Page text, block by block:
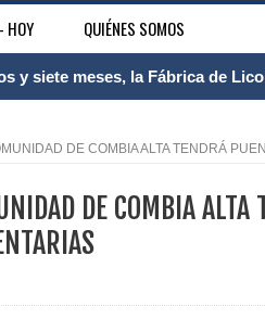
HOY QUIÉNES SOMOS
Matecaña fortalece
Mecanismo Articulador
DE COMBIA ALTA TENDRÁ
DE COMBIA ALTA